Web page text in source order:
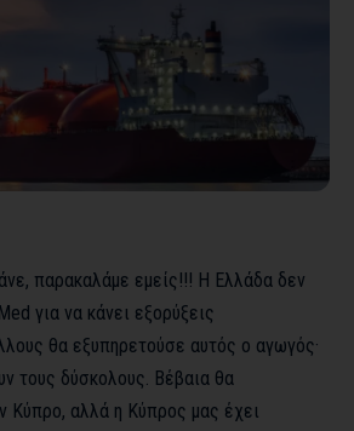
παρακαλάμε εμείς!!! Η Ελλάδα δεν
Med για να κάνει εξορύξεις
θα εξυπηρετούσε αυτός ο αγωγός·
τους δύσκολους. Βέβαια θα
Κύπρο, αλλά η Κύπρος μας έχει